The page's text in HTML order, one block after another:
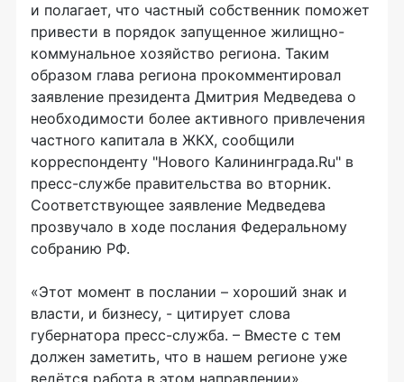
и полагает, что частный собственник поможет
привести в порядок запущенное жилищно-
коммунальное хозяйство региона. Таким
образом глава региона прокомментировал
заявление президента Дмитрия Медведева о
необходимости более активного привлечения
частного капитала в ЖКХ, сообщили
корреспонденту "Нового Калининграда.Ru" в
пресс-службе правительства во вторник.
Соответствующее заявление Медведева
прозвучало в ходе послания Федеральному
собранию РФ.
«Этот момент в послании – хороший знак и
власти, и бизнесу, - цитирует слова
губернатора пресс-служба. – Вместе с тем
должен заметить, что в нашем регионе уже